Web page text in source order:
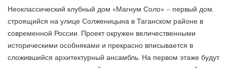
Неоклассический клубный дом «Магнум Соло» – первый дом,
строящийся на улице Солженицына в Таганском районе в
современной России. Проект окружен величественными
историческими особняками и прекрасно вписывается в
сложившийся архитектурный ансамбль. На первом этаже будут